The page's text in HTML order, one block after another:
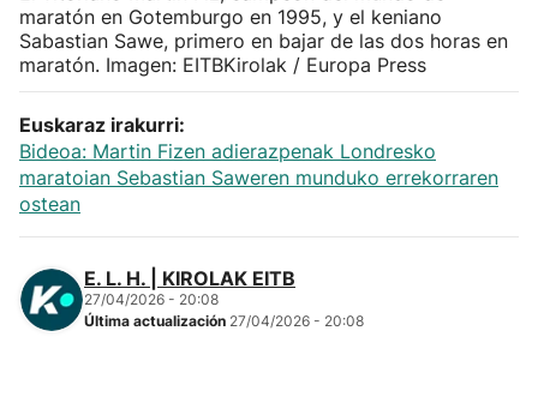
Kirolak 360
Carreras de montaña
Más deportes
"Helmuga"
maratón en Gotemburgo en 1995, y el keniano
Sabastian Sawe, primero en bajar de las dos horas en
maratón. Imagen: EITBKirolak / Europa Press
Euskaraz irakurri:
Bideoa: Martin Fizen adierazpenak Londresko
maratoian Sebastian Saweren munduko errekorraren
ostean
E. L. H. | KIROLAK EITB
27/04/2026 - 20:08
Última actualización 27/04/2026 - 20:08